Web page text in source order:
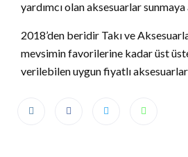
yardımcı olan aksesuarlar sunmaya
2018’den beridir Takı ve
mevsimin favorilerine kadar üst
verilebilen uygun fiyatlı